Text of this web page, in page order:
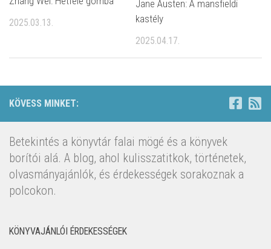
2025.03.13.
Jane Austen: A mansfieldi
kastély
2025.04.17.
KÖVESS MINKET:
Betekintés a könyvtár falai mögé és a könyvek
borítói alá. A blog, ahol kulisszatitkok, történetek,
olvasmányajánlók, és érdekességek sorakoznak a
polcokon.
KÖNYVAJÁNLÓI ÉRDEKESSÉGEK